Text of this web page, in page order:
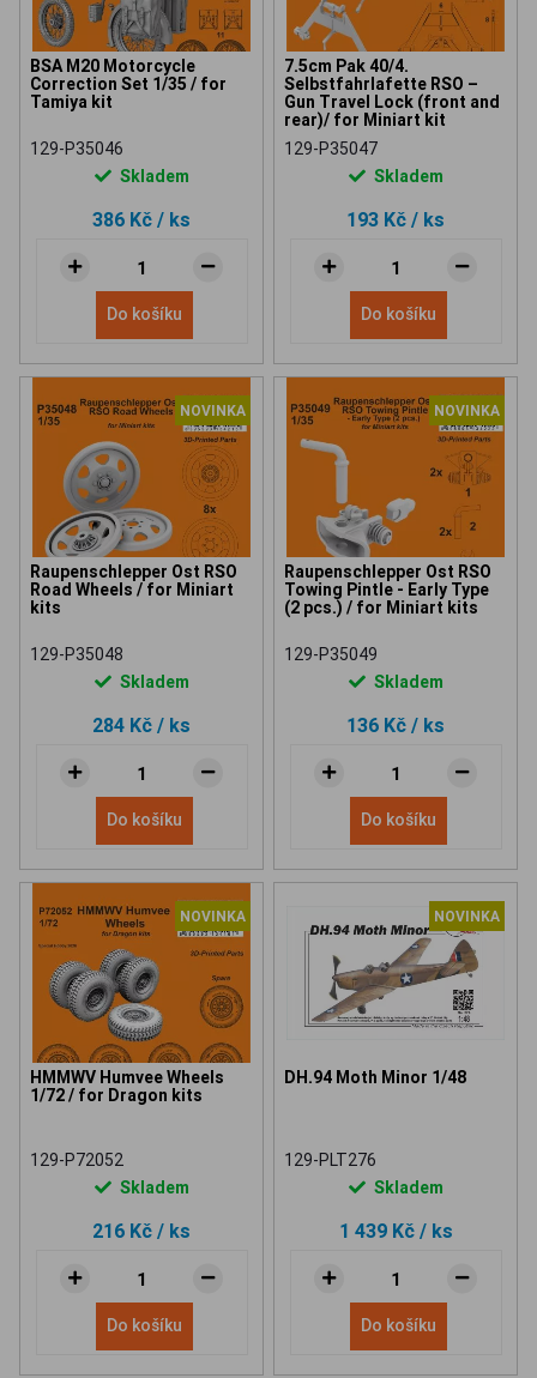
BSA M20 Motorcycle
Correction Set 1/35 / for
Tamiya kit
129-P35046
Skladem
386 Kč / ks
Do košíku
7.5cm Pak 40/4.
Selbstfahrlafette RSO –
Gun Travel Lock (front and
rear)/ for Miniart kit
129-P35047
Skladem
193 Kč / ks
Do košíku
NOVINKA
Raupenschlepper Ost RSO
Road Wheels / for Miniart
kits
129-P35048
Skladem
284 Kč / ks
Do košíku
NOVINKA
Raupenschlepper Ost RSO
Towing Pintle - Early Type
(2 pcs.) / for Miniart kits
129-P35049
Skladem
136 Kč / ks
Do košíku
NOVINKA
HMMWV Humvee Wheels
1/72 / for Dragon kits
129-P72052
Skladem
216 Kč / ks
Do košíku
NOVINKA
DH.94 Moth Minor 1/48
129-PLT276
Skladem
1 439 Kč / ks
Do košíku